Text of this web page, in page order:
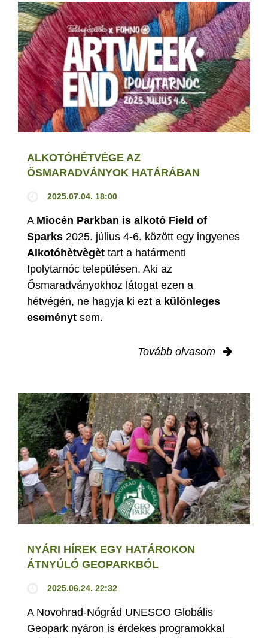
ALKOTÓHÉTVÉGE AZ
ŐSMARADVÁNYOK HATÁRÁBAN
2025.07.04. 18:00
A Miocén Parkban is alkotó Field of
Sparks 2025. július 4-6. között egy ingyenes
Alkotóhètvègèt tart a határmenti
Ipolytarnóc településen. Aki az
Ősmaradványokhoz látogat ezen a
hétvégén, ne hagyja ki ezt a különleges
eseményt sem.
Tovább olvasom
NYÁRI HÍREK EGY HATÁROKON
ÁTNYÚLÓ GEOPARKBÓL
2025.06.24. 22:32
A Novohrad-Nógrád UNESCO Globális
Geopark nyáron is érdekes programokkal